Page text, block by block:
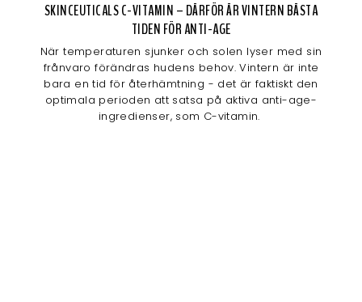
SKINCEUTICALS C-VITAMIN – DÄRFÖR ÄR VINTERN BÄSTA
TIDEN FÖR ANTI-AGE
När temperaturen sjunker och solen lyser med sin
frånvaro förändras hudens behov. Vintern är inte
bara en tid för återhämtning - det är faktiskt den
optimala perioden att satsa på aktiva anti-age-
ingredienser, som C-vitamin.